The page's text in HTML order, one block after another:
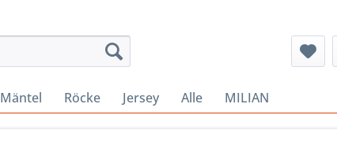
Mäntel Röcke Jersey Alle MILIAN